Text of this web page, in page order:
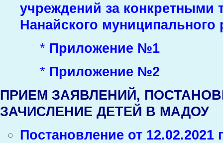
учреждений за конкретными
Нанайского муниципального
* Приложение №1
* Приложение №2
ПРИЕМ ЗАЯВЛЕНИЙ,
ЗАЧИСЛЕНИЕ ДЕТЕЙ В МАДОУ
Постановление от